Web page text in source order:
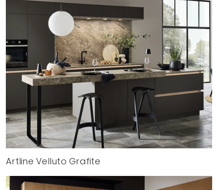
Artline Velluto Grafite